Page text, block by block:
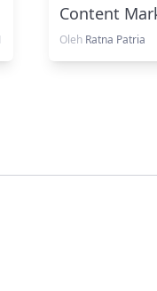
Content
Oleh Ratna Patria